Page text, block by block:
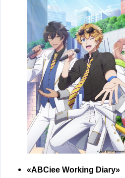
«ABCiee Working Diary»